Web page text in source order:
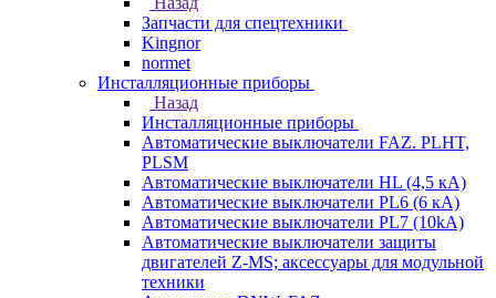
Запчасти для спецтехники
Kingnor
normet
Инсталляционные приборы
Назад
Инсталляционные приборы
Автоматические выключатели FAZ. PLHT,
PLSM
Автоматические выключатели HL (4,5 кА)
Автоматические выключатели PL6 (6 кА)
Автоматические выключатели PL7 (10kA)
Автоматические выключатели защиты
двигателей Z-MS; аксессуары для модульной
техники